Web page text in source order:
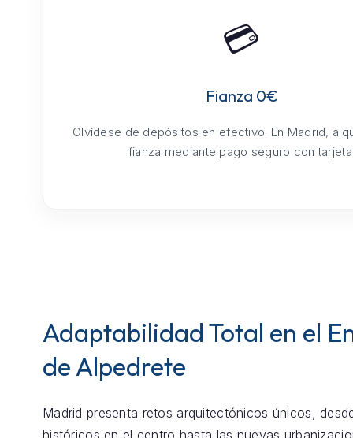
💳
Fianza 0€
Olvídese de depósitos en efectivo. En Madrid,
fianza mediante pago seguro con
Adaptabilidad Total en el
de Alpedrete
Madrid presenta retos arquitectónicos únicos,
históricos en el centro hasta las nuevas